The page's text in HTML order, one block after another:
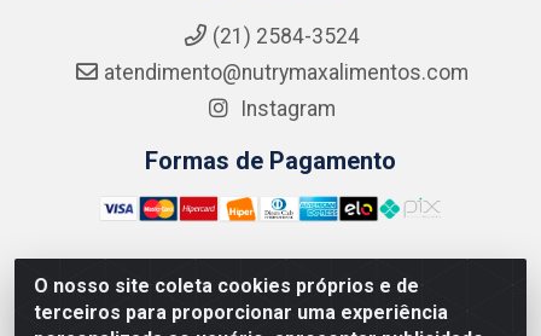
O nosso site coleta cookies próprios e de
terceiros para proporcionar uma experiência
(21) 2584-3524
atendimento@nutrymaxalimentos.com
Instagram
Formas de Pagamento
NUTRY MAX COMÉRCIO DE PRODUTOS ALIMENTICIOS
LTDA - RUA DO FEIJÃO, 721 PENHA CIRCULAR/RJ -